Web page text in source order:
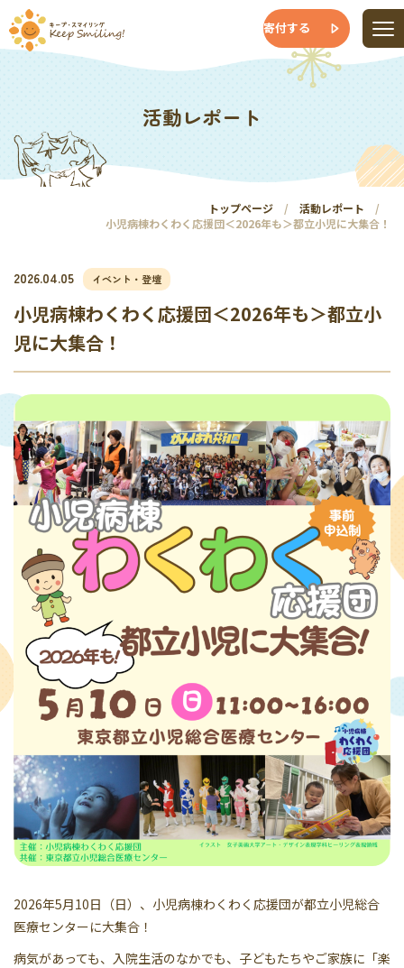
寄付する
活動レポート
トップページ
活動レポート
小児病棟わくわく応援団＜2026年も＞都立小児に大集合！
2026.04.05 イベント・登壇
小児病棟わくわく応援団＜2026年も＞都立小
児に大集合！
2026年5月10日（日）、小児病棟わくわく応援団が都立小児総合
医療センターに大集合！
病気があっても、入院生活のなかでも、子どもたちやご家族に「楽